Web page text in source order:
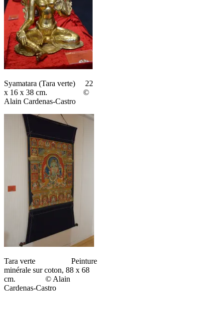
Syamatara (Tara verte) 22
x 16 x 38 cm. ©
Alain Cardenas-Castro
Tara verte Peinture
minérale sur coton, 88 x 68
cm. © Alain
Cardenas-Castro